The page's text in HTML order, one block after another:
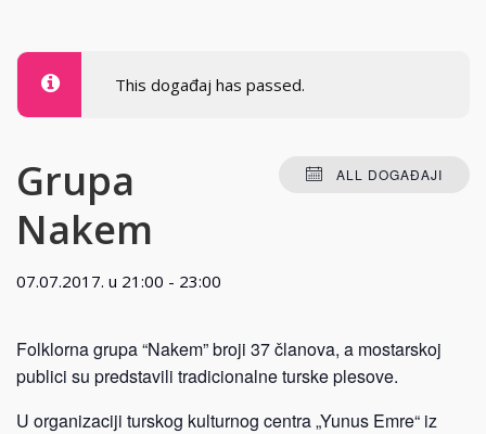
This događaj has passed.
ALL DOGAĐAJI
Grupa
Nakem
07.07.2017. u 21:00 - 23:00
Folklorna grupa “Nakem” broji 37 članova, a mostarskoj
publici su predstavili tradicionalne turske plesove.
U organizaciji turskog kulturnog centra „Yunus Emre“ iz